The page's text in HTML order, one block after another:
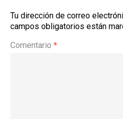
Tu dirección de correo
campos obligatorios están
Comentario *